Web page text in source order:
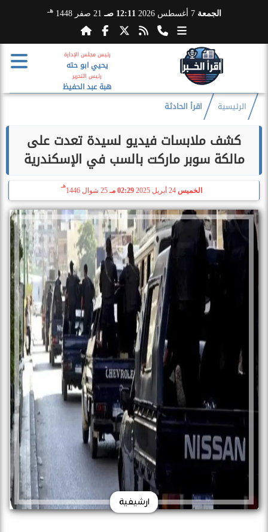
الجمعة 7 أغسطس 2026 12:11 صـ 21 صفر 1448 هـ
رئيس مجلس الإدارة
يحيي ابو حته
رئيس التحرير
هبة عبد الحفيظ
الرئيسية اقرأ الحادثة
كشف ملابسات فيديو لسيدة تعدت على
مالكة سوبر ماركت بالسب في الإسكندرية
الخميس 02:29 مـ 25 شوال 1446
هـ
ارشيفية